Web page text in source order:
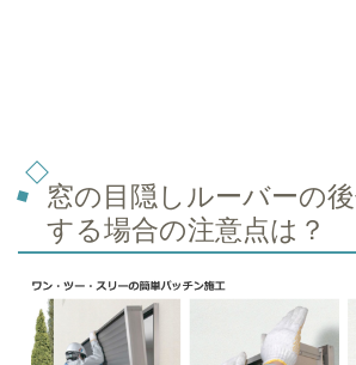
窓の目隠しルーバーの
する場合の注意点は？